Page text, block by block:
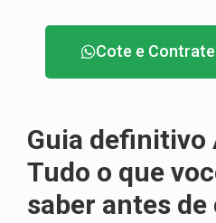
Cote e
Guia definitivo
Tudo o que
saber antes